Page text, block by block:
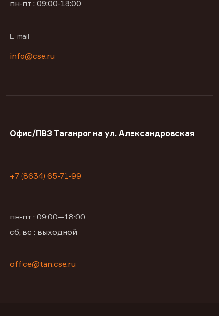
пн-пт : 09:00-18:00
E-mail
info@cse.ru
Офис/ПВЗ Таганрог на ул. Александровская
+7 (8634) 65-71-99
пн-пт : 09:00—18:00
сб, вс : выходной
office@tan.cse.ru